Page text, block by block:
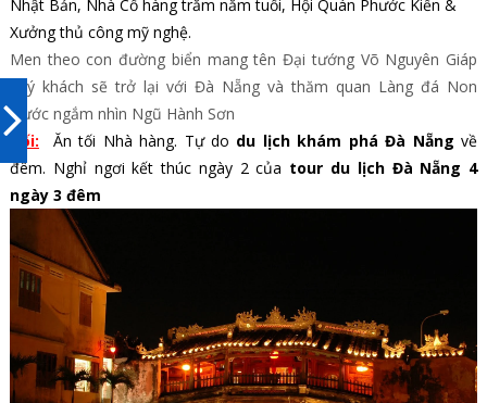
Nhật Bản, Nhà Cổ hàng trăm năm tuổi, Hội Quán Phước Kiến &
Xưởng thủ công mỹ nghệ.
Men theo con đường biển mang tên Đại tướng Võ Nguyên Giáp
quý khách sẽ trở lại với Đà Nẵng và thăm quan Làng đá Non
Nước ngắm nhìn Ngũ Hành Sơn
Tối: Ăn tối Nhà hàng. Tự do du lịch khám phá Đà Nẵng về
đêm. Nghỉ ngơi kết thúc ngày 2 của tour du lịch Đà Nẵng 4
ngày 3 đêm